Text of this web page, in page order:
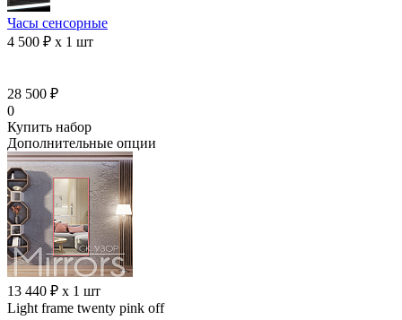
Часы сенсорные
4 500 ₽ x 1 шт
28 500 ₽
0
Купить набор
Дополнительные опции
13 440 ₽ x 1 шт
Light frame twenty pink off